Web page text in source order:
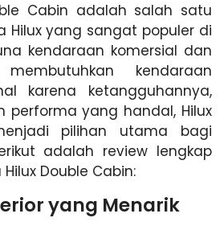
Cabin adalah salah satu
Hilux yang sangat populer di
kendaraan komersial dan
kendaraan
karena ketangguhannya,
performa yang handal, Hilux
pilihan utama bagi
adalah review lengkap
Double Cabin:
yang Menarik